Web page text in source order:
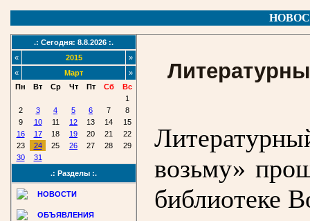
.: Сегодня: 8.8.2026 :.
«
2015
»
«
Март
»
Пн
Вт Ср Чт Пт Сб
Вс
1
2
3 4 5 6 7
8
9
10 11 12 13 14
15
16
17 18 19 20 21
22
23
24 25 26 27 28
29
30
31
.: Разделы :.
НОВОСТИ
ОБЪЯВЛЕНИЯ
возьму»
библиотеке